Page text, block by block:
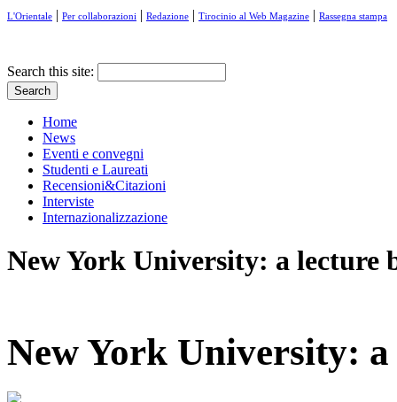
L'Orientale | Per collaborazioni | Redazione | Tirocinio al Web Magazine | Rassegna stampa
Search this site:
Home
News
Eventi e convegni
Studenti e Laureati
Recensioni&Citazioni
Interviste
Internazionalizzazione
New York University: a lecture
New York University: